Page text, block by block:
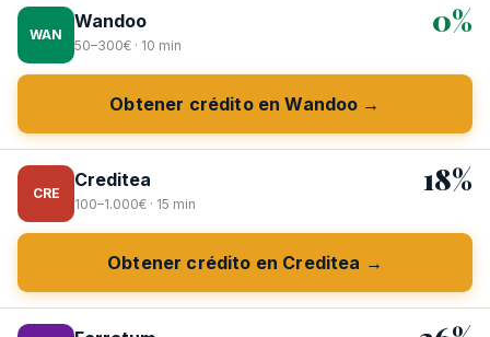
WAN
Wandoo
50–300€ · 10 min
0%
Obtener crédito en Wandoo →
CRE
Creditea
100–1.000€ · 15 min
18%
Obtener crédito en Creditea →